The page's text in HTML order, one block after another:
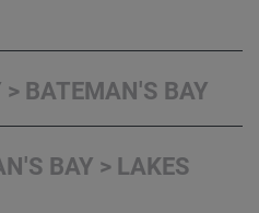
BATEMAN'S BAY
BAY > LAKES